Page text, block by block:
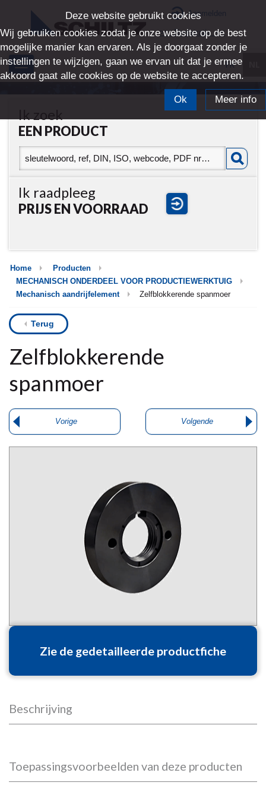
Aanmelden
>> Registratie <<
Toggle
navigation
FR
EEN PRODUCT
Ik raadpleeg
PRIJS EN VOORRAAD
Home
Producten
MECHANISCH ONDERDEEL VOOR PRODUCTIEWERKTUIG
Mechanisch aandrijfelement
Zelfblokkerende spanmoer
Terug
Zelfblokkerende
spanmoer
Vorige Volgende
Zie de gedetailleerde productfiche
Beschrijving
Toepassingsvoorbeelden van deze producten
Deze website gebruikt cookies
Wij gebruiken cookies zodat je onze website op de best
mogelijke manier kan ervaren. Als je doorgaat zonder je
instellingen te wijzigen, gaan we ervan uit dat je ermee
akkoord gaat alle cookies op de website te accepteren.
Ok Meer info